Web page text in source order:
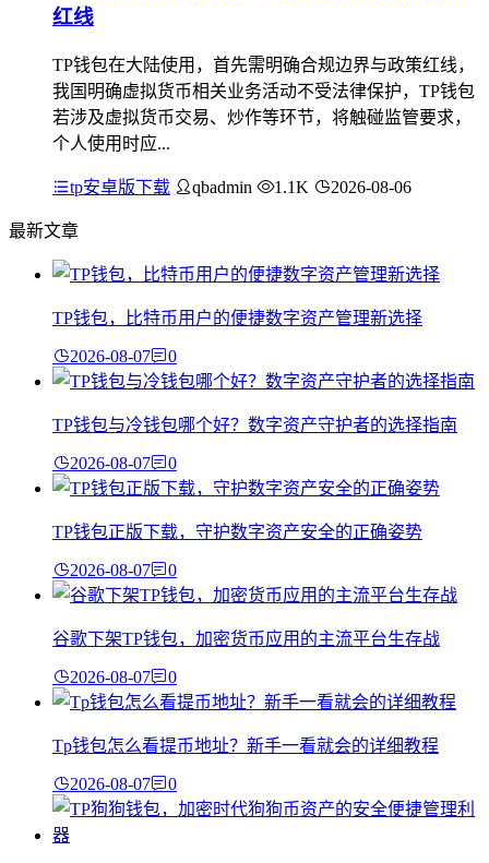
红线
TP钱包在大陆使用，首先需明确合规边界与政策红线，
我国明确虚拟货币相关业务活动不受法律保护，TP钱包
若涉及虚拟货币交易、炒作等环节，将触碰监管要求，
个人使用时应...
tp安卓版下载 qbadmin 1.1K 2026-08-06
最新文章
TP钱包，比特币用户的便捷数字资产管理新选择
2026-08-07 0
TP钱包与冷钱包哪个好？数字资产守护者的选择指南
2026-08-07 0
TP钱包正版下载，守护数字资产安全的正确姿势
2026-08-07 0
谷歌下架TP钱包，加密货币应用的主流平台生存战
2026-08-07 0
Tp钱包怎么看提币地址？新手一看就会的详细教程
2026-08-07 0